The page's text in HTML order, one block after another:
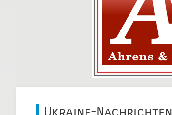
Ukraine-Nachrichten